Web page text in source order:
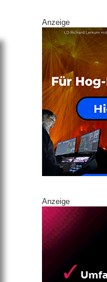
Anzeige
Anzeige